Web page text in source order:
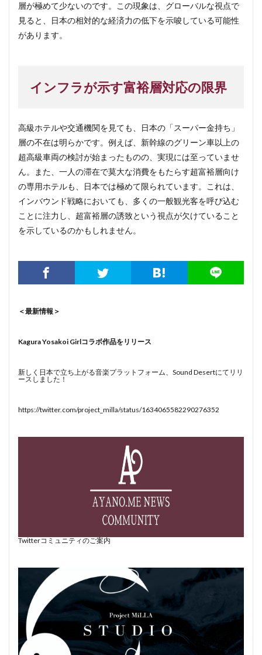
層が極めて少ないのです。この現象は、グローバルな視点で
見ると、日本の相対的な経済力の低下を示唆している可能性
があります。
インフラが示す富裕層対応の限界
高級ホテルや交通機関を見ても、日本の「スーパー金持ち」
層の不在は明らかです。例えば、新幹線のグリーン車以上の
超高級車両の検討が始まったものの、実現には至っていませ
ん。また、一人の滞在で莫大な消費をもたらす超富裕層向け
の専用ホテルも、日本では極めて限られています。これは、
インバウンド戦略においても、多くの一般観光客を呼び込む
ことに注力し、超富裕層の誘致という視点が欠けていること
を示しているのかもしれません。
＜最新情報＞
Kagura Yosakoi Girlコラボ作品をリリース
新しく日本で立ち上がる音楽プラットフォーム、Sound Desertにてリリ
ースしました！
https://twitter.com/project_milla/status/1634065582290276352
Twitterコミュニティのご案内